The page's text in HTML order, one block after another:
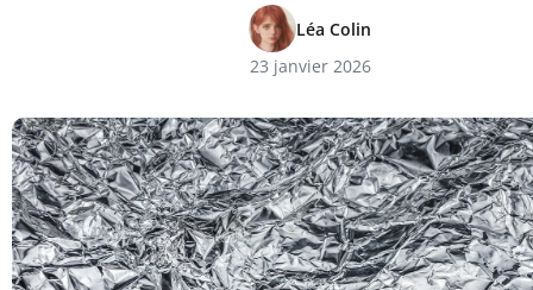
Léa Colin
23 janvier 2026